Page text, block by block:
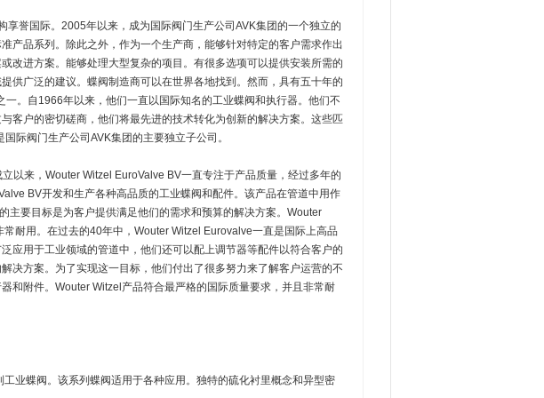
誉国际。2005年以来，成为国际阀门生产公司AVK集团的一个独立的
产品系列。除此之外，作为一个生产商，能够针对特定的客户需求作出
改进方案。能够处理大型复杂的项目。有很多选项可以提供安装所需的
供广泛的建议。蝶阀制造商可以在世界各地找到。然而，具有五十年的
。自1966年以来，他们一直以国际知名的工业蝶阀和执行器。他们不
客户的密切磋商，他们将最先进的技术转化为创新的解决方案。这些匹
际阀门生产公司AVK集团的主要独立子公司。
以来，Wouter Witzel EuroValve BV一直专注于产品质量，经过多年的
BV开发和生产各种高品质的工业蝶阀和配件。该产品在管道中用作
主要目标是为客户提供满足他们的需求和预算的解决方案。Wouter
耐用。在过去的40年中，Wouter Witzel Eurovalve一直是国际上高品
应用于工业领域的管道中，他们还可以配上调节器等配件以符合客户的
决方案。为了实现这一目标，他们付出了很多努力来了解客户运营的不
和附件。Wouter Witzel产品符合最严格的国际质量要求，并且非常耐
业蝶阀。该系列蝶阀适用于各种应用。独特的硫化衬里概念和异型密